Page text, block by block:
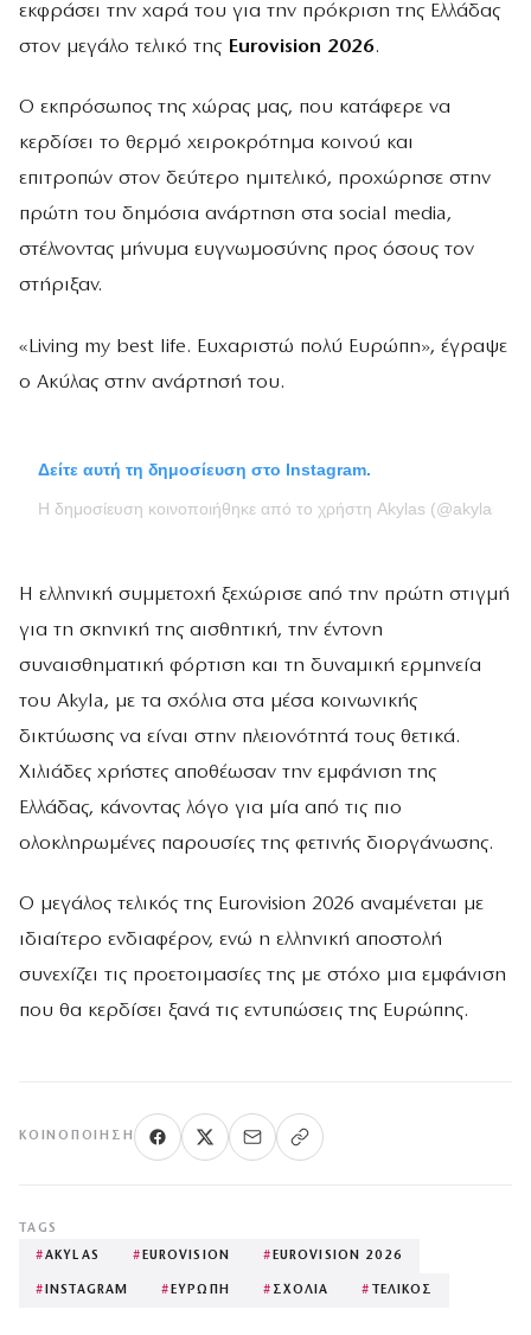
εκφράσει την χαρά του για την πρόκριση της Ελλάδας
στον μεγάλο τελικό της Eurovision 2026.
Ο εκπρόσωπος της χώρας μας, που κατάφερε να
κερδίσει το θερμό χειροκρότημα κοινού και
επιτροπών στον δεύτερο ημιτελικό, προχώρησε στην
πρώτη του δημόσια ανάρτηση στα social media,
στέλνοντας μήνυμα ευγνωμοσύνης προς όσους τον
στήριξαν.
«Living my best life. Ευχαριστώ πολύ Ευρώπη», έγραψε
ο Ακύλας στην ανάρτησή του.
Δείτε αυτή τη δημοσίευση στο Instagram.
Η δημοσίευση κοινοποιήθηκε από το χρήστη Akylas (@akylas__)
Η ελληνική συμμετοχή ξεχώρισε από την πρώτη στιγμή
για τη σκηνική της αισθητική, την έντονη
συναισθηματική φόρτιση και τη δυναμική ερμηνεία
του Akyla, με τα σχόλια στα μέσα κοινωνικής
δικτύωσης να είναι στην πλειονότητά τους θετικά.
Χιλιάδες χρήστες αποθέωσαν την εμφάνιση της
Ελλάδας, κάνοντας λόγο για μία από τις πιο
ολοκληρωμένες παρουσίες της φετινής διοργάνωσης.
Ο μεγάλος τελικός της Eurovision 2026 αναμένεται με
ιδιαίτερο ενδιαφέρον, ενώ η ελληνική αποστολή
συνεχίζει τις προετοιμασίες της με στόχο μια εμφάνιση
που θα κερδίσει ξανά τις εντυπώσεις της Ευρώπης.
ΚΟΙΝΟΠΟΊΗΣΗ
TAGS
#AKYLAS # EUROVISION # EUROVISION 2026
# INSTAGRAM # ΕΥΡΩΠΗ # ΣΧΟΛΙΑ # ΤΕΛΙΚΟΣ